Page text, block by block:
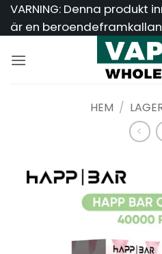
Hoppa
till
VARNING: Denna produkt
är en
HEM /